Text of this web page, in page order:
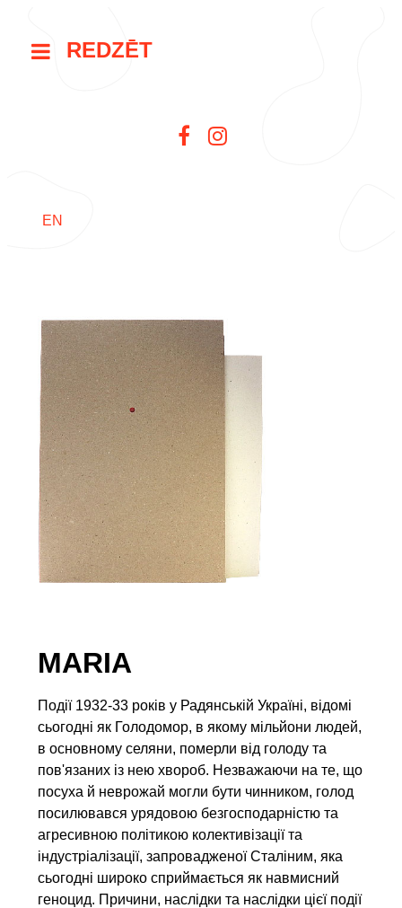
REDZĒT
EN
MARIA
Події 1932-33 років у Радянській Україні, відомі
сьогодні як Голодомор, в якому мільйони людей,
в основному селяни, померли від голоду та
пов'язаних із нею хвороб. Незважаючи на те, що
посуха й неврожай могли бути чинником, голод
посилювався урядовою безгосподарністю та
агресивною політикою колективізації та
індустріалізації, запровадженої Сталіним, яка
сьогодні широко сприймається як навмисний
геноцид. Причини, наслідки та наслідки цієї події